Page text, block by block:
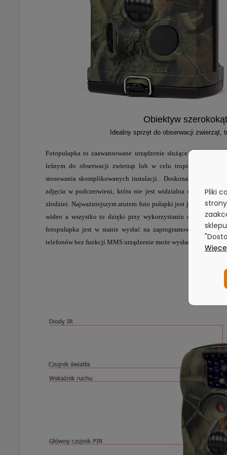
Obiektyw
Idealny sprzęt do obserwacji zwierząt,
Fotopułapka to zaawansowane urządzenie służące do
leśnym do obserwacji zwierząt lub w celu tropienia
stosowania skomplikowanych instalacji. Doskonale
zdjęcia w podczerwieni, która nie jest widzialna dla
złodziei. Najważniejszym atutemfoto pułapki jest jej pełna
wideo a wszystko to dzięki przy wykorzystaniu czujników
fotopułapka jest w stanie wysłać na zaprogramowany numer
telefonów bez funkcji MMS urządzenie może wysłać wiadomość
Pliki